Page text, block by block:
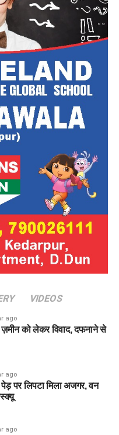
VIDEOS
ago
ज़मीन को लेकर विवाद, दफनाने से
ago
पेड़ पर लिपटा मिला अजगर, वन
ago